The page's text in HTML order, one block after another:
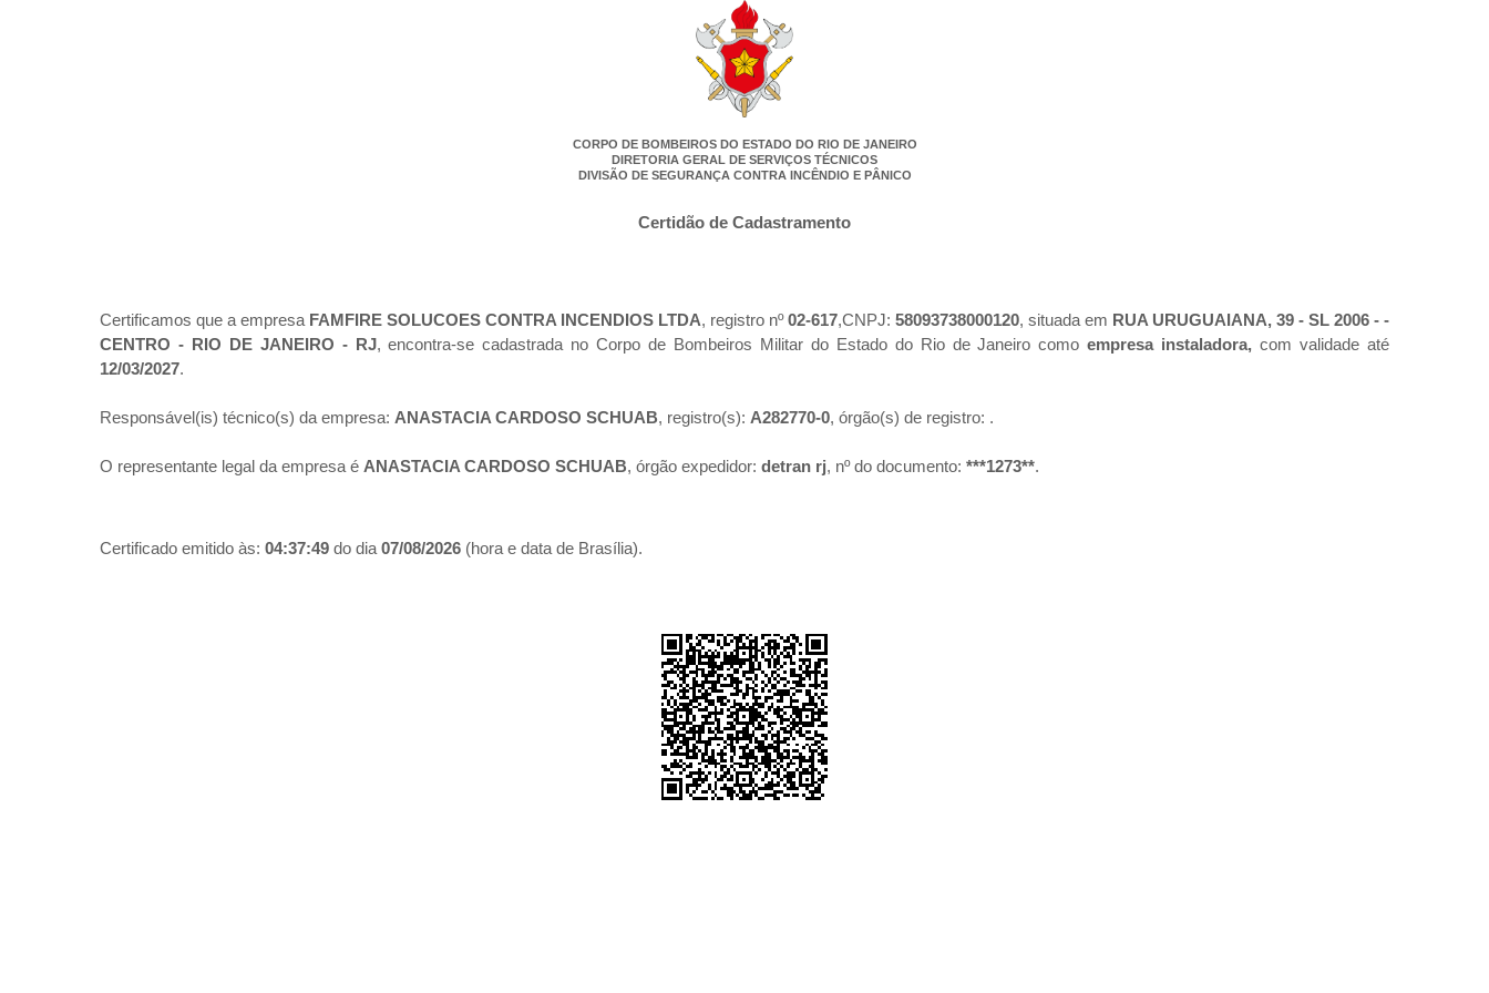
CORPO DE BOMBEIROS DO ESTADO DO RIO DE JANEIRO
DIRETORIA GERAL DE SERVIÇOS TÉCNICOS
DIVISÃO DE SEGURANÇA CONTRA INCÊNDIO E PÂNICO
Certidão de Cadastramento
Certificamos que a empresa FAMFIRE SOLUCOES CONTRA INCENDIOS LTDA, registro nº02-617,CNPJ: 58093738000120, situada em RUA URUGUAIANA, 39 - SL 2006 - -
CENTRO - RIO DE JANEIRO - RJ, encontra-se cadastrada no Corpo de Bombeiros Militar do Estado do Rio de Janeiro comoempresa instaladora,com validade até
12/03/2027.
Responsável(is) técnico(s) da empresa: ANASTACIA CARDOSO SCHUAB, registro(s): A282770-0, órgão(s) de registro: .
O representante legal da empresa é ANASTACIA CARDOSO SCHUAB, órgão expedidor: detran rj, nº do documento: ***1273**.
Certificado emitido às: 04:37:49 do dia 07/08/2026 (hora e data de Brasília).